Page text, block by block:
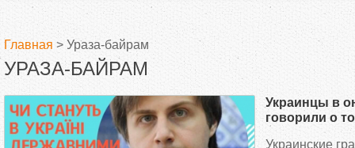
В
ы
Главная > Ураза-байрам
УРАЗА-БАЙРАМ
Украинцы в
говорили о
Украинские